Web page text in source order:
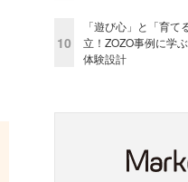
10
「遊び心」と「育
立！ZOZO事例に学
体験設計